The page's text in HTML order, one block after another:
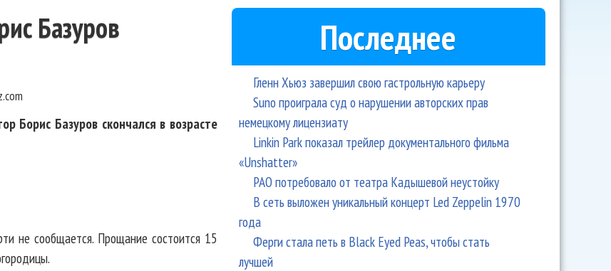
Базуров
Борис Базуров скончался в возрасте
не сообщается. Прощание состоится 15
Последнее
Гленн Хьюз завершил свою гастрольную карьеру
Suno проиграла суд о нарушении авторских прав
немецкому лицензиату
Linkin Park показал трейлер документального фильма
«Unshatter»
РАО потребовало от театра Кадышевой неустойку
В сеть выложен уникальный концерт Led Zeppelin 1970
года
Ферги стала петь в Black Eyed Peas, чтобы стать
лучшей